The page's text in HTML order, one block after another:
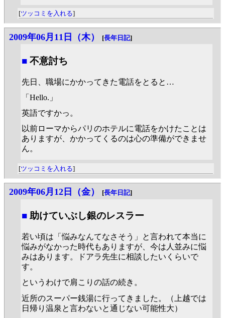
[ツッコミを入れる]
2009年06月11日（木） [長年日記]
■ 不意討ち
先日、職場にかかってきた電話をとると…
「Hello.」
英語ですかっ。
以前ローマからパリのホテルに電話をかけたことは
ありますが、かかってくるのは心の準備ができませ
ん。
[ツッコミを入れる]
2009年06月12日（金） [長年日記]
■ 助けていぶし銀のレスラー
若い頃は「悩みなんてなさそう」と言われて本当に
悩みがなかった時代もありますが、今は人並みに悩
みはあります。ドアラ先生に相談したいくらいで
す。
というわけで肩こりの話の続き。
近所のスーパー銭湯に行ってきました。（上越では
日帰り温泉と言わないと通じない可能性大）